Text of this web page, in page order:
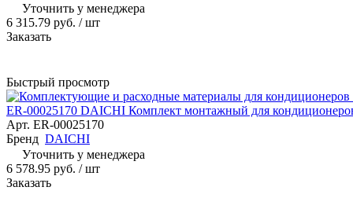
Уточнить у менеджера
6 315.79 руб. / шт
Заказать
Быстрый просмотр
ER-00025170 DAICHI Комплект монтажный для
Арт. ER-00025170
Бренд DAICHI
Уточнить у менеджера
6 578.95 руб. / шт
Заказать